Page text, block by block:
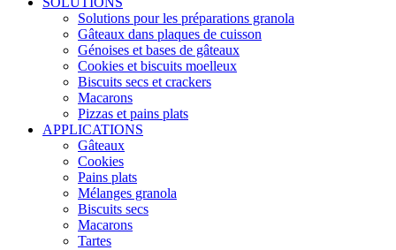
Solutions pour les préparations granola
Gâteaux dans plaques de cuisson
Génoises et bases de gâteaux
Cookies et biscuits moelleux
Biscuits secs et crackers
Macarons
Pizzas et pains plats
APPLICATIONS
Gâteaux
Cookies
Pains plats
Mélanges granola
Biscuits secs
Macarons
Tartes